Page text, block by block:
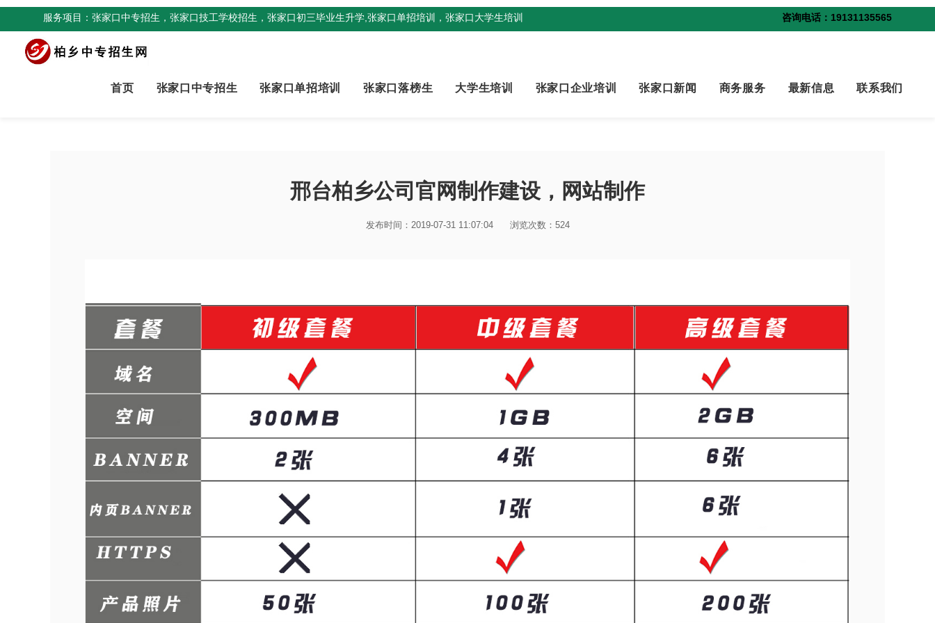
服务项目：张家口中专招生，张家口技工学校招生，张家口初三毕业生升学,张家口单招培训，张家口大学生培训 咨询电话：19131135565
首页 张家口中专招生 张家口单招培训 张家口落榜生 大学生培训 张家口企业培训 张家口新闻 商务服务 最新信息 联系我们
邢台柏乡公司官网制作建设，网站制作
发布时间：2019-07-31 11:07:04 浏览次数：524